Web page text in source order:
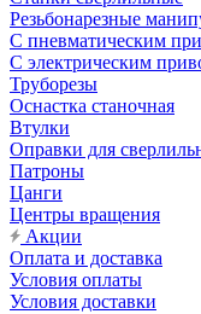
Резьбонарезные
С пневматическим
С электрическим
Труборезы
Оснастка станочная
Втулки
Оправки для
Патроны
Цанги
Центры вращения
Акции
Оплата и доставка
Условия оплаты
Условия доставки